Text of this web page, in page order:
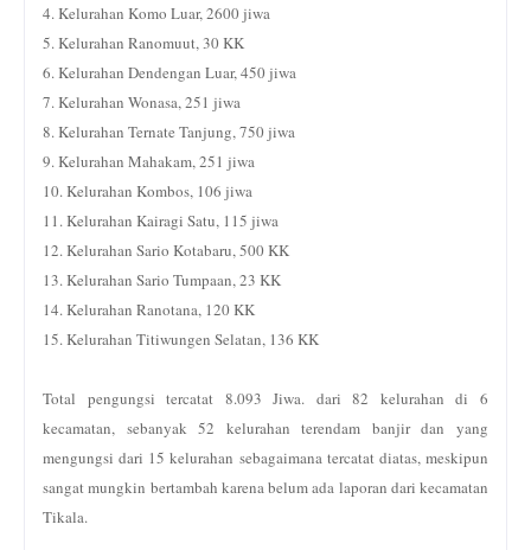
4. Kelurahan Komo Luar, 2600 jiwa
5. Kelurahan Ranomuut, 30 KK
6. Kelurahan Dendengan Luar, 450 jiwa
7. Kelurahan Wonasa, 251 jiwa
8. Kelurahan Ternate Tanjung, 750 jiwa
9. Kelurahan Mahakam, 251 jiwa
10. Kelurahan Kombos, 106 jiwa
11. Kelurahan Kairagi Satu, 115 jiwa
12. Kelurahan Sario Kotabaru, 500 KK
13. Kelurahan Sario Tumpaan, 23 KK
14. Kelurahan Ranotana, 120 KK
15. Kelurahan Titiwungen Selatan, 136 KK
Total pengungsi tercatat 8.093 Jiwa. dari 82 kelurahan di 6
kecamatan, sebanyak 52 kelurahan terendam banjir dan yang
mengungsi dari 15 kelurahan sebagaimana tercatat diatas, meskipun
sangat mungkin bertambah karena belum ada laporan dari kecamatan
Tikala.